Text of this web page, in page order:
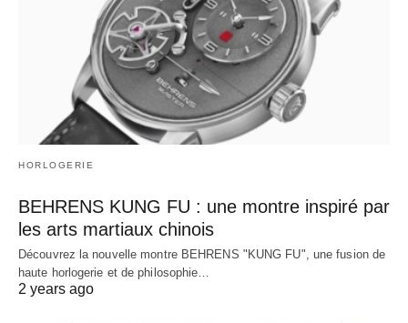
HORLOGERIE
BEHRENS KUNG FU : une montre inspiré par
les arts martiaux chinois
Découvrez la nouvelle montre BEHRENS "KUNG FU", une fusion de
haute horlogerie et de philosophie…
2 years ago